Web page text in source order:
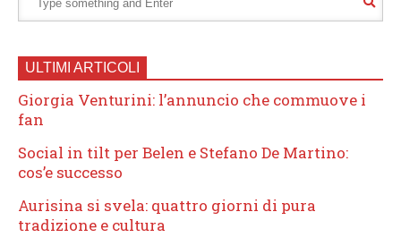
ULTIMI ARTICOLI
Giorgia Venturini: l’annuncio che commuove i
fan
Social in tilt per Belen e Stefano De Martino:
cos’e successo
Aurisina si svela: quattro giorni di pura
tradizione e cultura